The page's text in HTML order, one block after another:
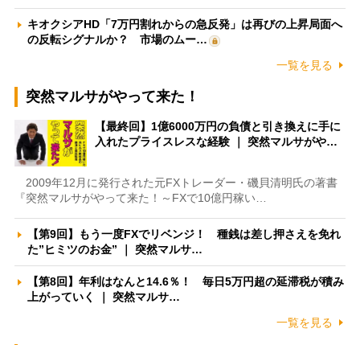
キオクシアHD「7万円割れからの急反発」は再びの上昇局面へ
の反転シグナルか？ 市場のムー…
一覧を見る
突然マルサがやって来た！
【最終回】1億6000万円の負債と引き換えに手に
入れたプライスレスな経験 ｜ 突然マルサがや…
2009年12月に発行された元FXトレーダー・磯貝清明氏の著書
『突然マルサがやって来た！～FXで10億円稼い…
【第9回】もう一度FXでリベンジ！ 種銭は差し押さえを免れ
た”ヒミツのお金” ｜ 突然マルサ…
【第8回】年利はなんと14.6％！ 毎日5万円超の延滞税が積み
上がっていく ｜ 突然マルサ…
一覧を見る